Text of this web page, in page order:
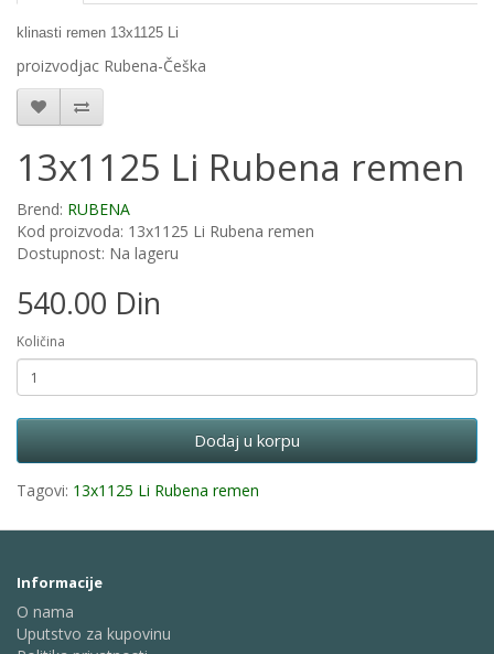
klinasti remen 13x1125 Li
proizvodjac Rubena-Češka
13x1125 Li Rubena remen
Brend: RUBENA
Kod proizvoda: 13x1125 Li Rubena remen
Dostupnost: Na lageru
540.00 Din
Količina
Dodaj u korpu
Tagovi: 13x1125 Li Rubena remen
Informacije
O nama
Uputstvo za kupovinu